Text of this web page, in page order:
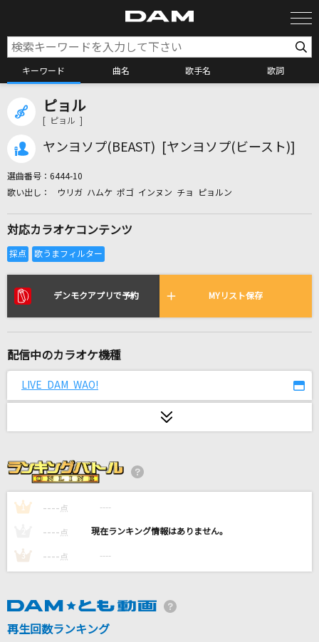
キーワード 曲名 歌手名 歌詞
カラオケ店舗検索
リアルタイムで歌われている曲の一覧
仰げば尊し
[プロオケ]カラカラ
[生音]himawari
Mr.Children
乃木坂46
King Gnu
ピョル
[ ピョル ]
ヤンヨソプ(BEAST) [ヤンヨソプ(ビースト)]
選曲番号： 6444-10
ウリガ ハムケ ポゴ インヌン チョ ピョルン
対応カラオケコンテンツ
デンモクアプリで予約 MYリスト保存
配信中のカラオケ機種
LIVE DAM WAO!
1 ---- 点 ----
---- 点 ----
3 ---- 点 ----
再生回数ランキング